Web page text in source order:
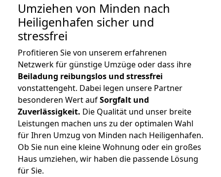
Umziehen von Minden nach
Heiligenhafen sicher und
stressfrei
Profitieren Sie von unserem erfahrenen
Netzwerk für günstige Umzüge oder dass ihre
Beiladung reibungslos und stressfrei
vonstattengeht. Dabei legen unsere Partner
besonderen Wert aufSorgfalt und
Zuverlässigkeit. Die Qualität und unser breite
Leistungen machen uns zu der optimalen Wahl
für Ihren Umzug von Minden nach Heiligenhafen.
Ob Sie nun eine kleine Wohnung oder ein großes
Haus umziehen, wir haben die passende Lösung
für Sie.